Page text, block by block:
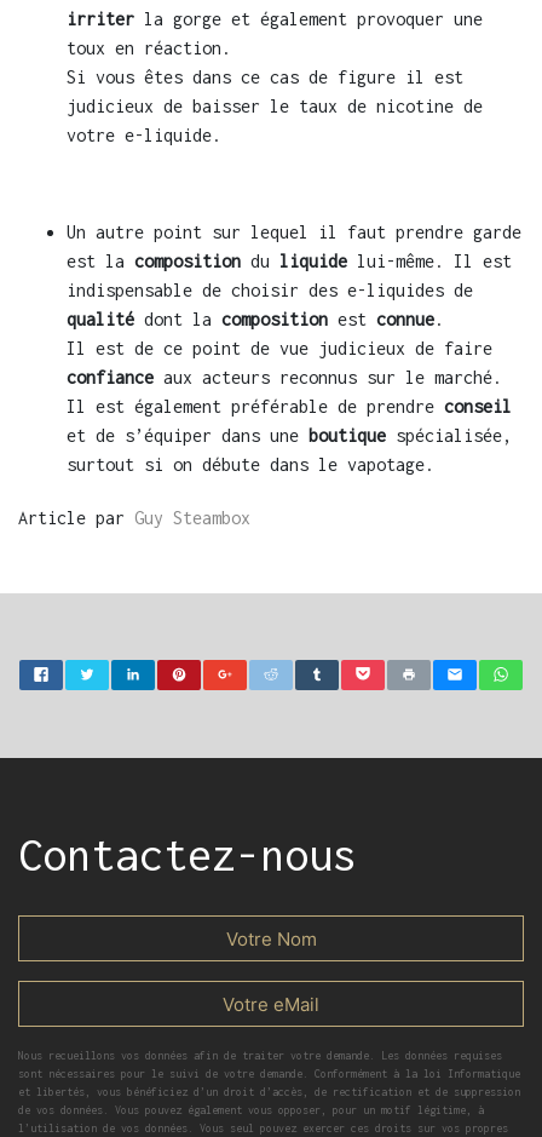
irriter la gorge et également provoquer une
toux en réaction.
Si vous êtes dans ce cas de figure il est
judicieux de baisser le taux de nicotine de
votre e-liquide.
Un autre point sur lequel il faut prendre garde
est la composition du liquide lui-même. Il est
indispensable de choisir des e-liquides de
qualité dont la composition est connue.
Il est de ce point de vue judicieux de faire
confiance aux acteurs reconnus sur le marché.
Il est également préférable de prendre conseil
et de s’équiper dans une boutique spécialisée,
surtout si on débute dans le vapotage.
Article par Guy Steambox
Contactez-nous
Nous recueillons vos données afin de traiter votre demande. Les données requises
sont nécessaires pour le suivi de votre demande. Conformément à la loi Informatique
et libertés, vous bénéficiez d’un droit d’accès, de rectification et de suppression
de vos données. Vous pouvez également vous opposer, pour un motif légitime, à
l’utilisation de vos données. Vous seul pouvez exercer ces droits sur vos propres